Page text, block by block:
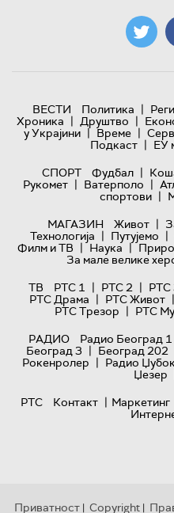
ВЕСТИ Политика |
Хроника | Друштво |
у Украјини | Време |
Подкаст | ЕУ
СПОРТ
Фудбал |
Рукомет | Ватерполо |
спортови |
МАГАЗИН
Живот |
Технологијa | Путујемо |
Филм и ТВ | Наука |
За мале велике
ТВ
РТС 1 | РТС 2 | РТС
РТС Драма | РТС Живот |
РТС Трезор | РТС
РАДИО
Радио Београд 1
Београд 3 | Београд 202
Рокенролер | Радио
Џезер
РТС
Контакт | Маркетинг
Приватност | Copyright |